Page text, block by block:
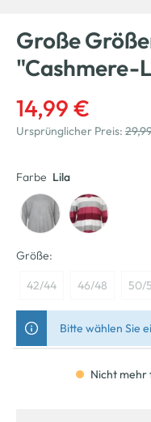
Große
"Cashmere-
14,99 €
Ursprünglicher Preis:
Farbe Lila
Größe:
42/44 46/48 50/
Bitte wählen Sie
Nicht mehr